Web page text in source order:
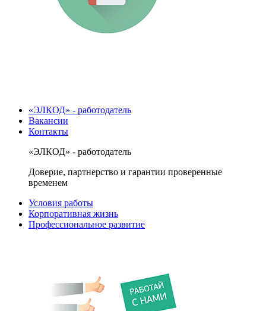
«ЭЛКОД» - работодатель
Вакансии
Контакты
«ЭЛКОД» - работодатель
Доверие, партнерство и гарантии проверенные
временем
Условия работы
Корпоративная жизнь
Профессиональное развитие